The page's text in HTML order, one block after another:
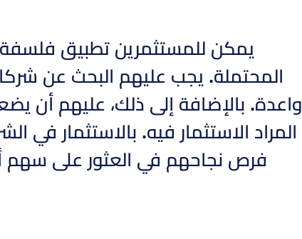
المحتملة. يجب عليهم البحث عن
واعدة. بالإضافة إلى ذلك، عليهم أن
المراد الاستثمار فيه. بالاستثمار في
فرص نجاحهم في العثور على سهم